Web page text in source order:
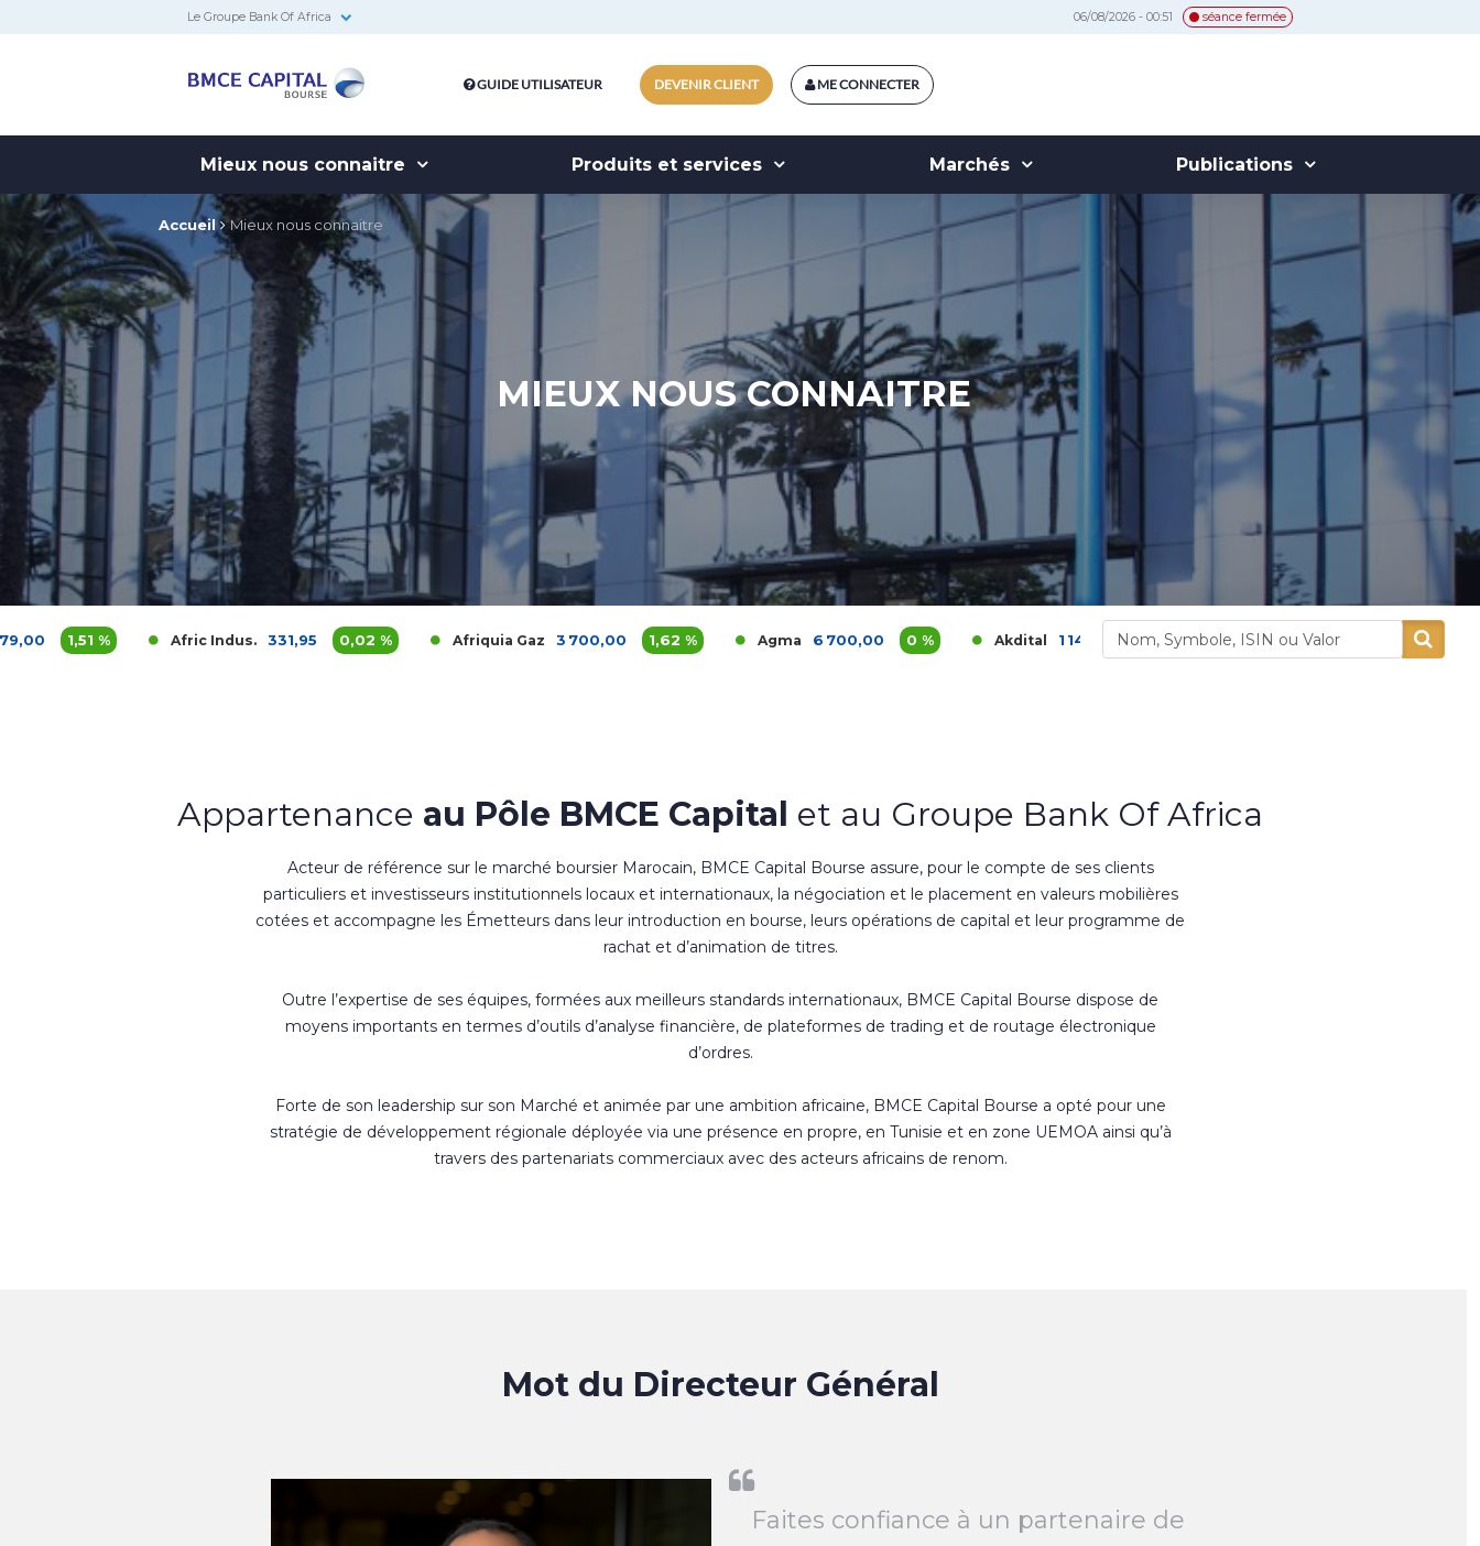
Le Groupe Bank Of Africa 06/08/2026 - 00:51 séance fermée
Bourse
ME CONNECTER
DEVENIR CLIENT
GUIDE UTILISATEUR
Mieux nous connaitre Produits et services Marchés Publications
Accueil Mieux nous connaitre
MIEUX NOUS CONNAITRE
Afric Indus. 331,95 0,02 % Afriquia Gaz 3 700,00 1,62 % Agma 6 700,00 0 % Akdital 1 140,00 0,62 % Alliances 377,00 0,03 %
Appartenance au Pôle BMCE Capital et au Groupe Bank Of Africa
Acteur de référence sur le marché boursier Marocain, BMCE Capital Bourse assure, pour le compte de ses clients
particuliers et investisseurs institutionnels locaux et internationaux, la négociation et le placement en valeurs mobilières
cotées et accompagne les Émetteurs dans leur introduction en bourse, leurs opérations de capital et leur programme de
rachat et d’animation de titres.
Outre l’expertise de ses équipes, formées aux meilleurs standards internationaux, BMCE Capital Bourse dispose de
moyens importants en termes d’outils d’analyse financière, de plateformes de trading et de routage électronique
d’ordres.
Forte de son leadership sur son Marché et animée par une ambition africaine, BMCE Capital Bourse a opté pour une
stratégie de développement régionale déployée via une présence en propre, en Tunisie et en zone UEMOA ainsi qu’à
travers des partenariats commerciaux avec des acteurs africains de renom.
Mot du Directeur Général
Faites confiance à un partenaire de